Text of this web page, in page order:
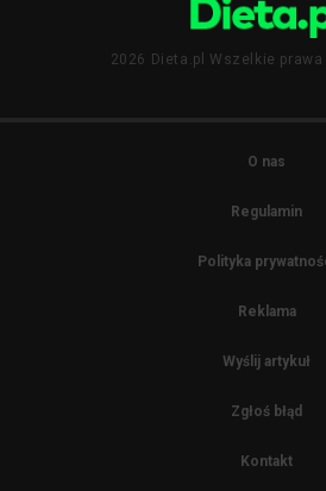
2026 Dieta.pl Wszelkie
O nas
Regulamin
Polityka
Reklama
Wyślij artykuł
Zgłoś błąd
Kontakt